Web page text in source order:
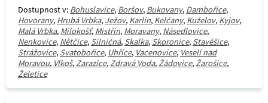
Dostupnost v: Bohuslavice, Boršov, Bukovany, Dambořice,
Hovorany, Hrubá Vrbka, Ježov, Karlín, Kelčany, Kuželov, Kyjov,
Malá Vrbka, Milokošť, Mistřín, Moravany, Násedlovice,
Nenkovice, Nětčice, Silničná, Skalka, Skoronice, Stavěšice,
Strážovice, Svatobořice, Uhřice, Vacenovice, Veselí nad
Moravou, Vlkoš,Zarazice,Zdravá Voda,Žádovice,Žarošice,
Želetice